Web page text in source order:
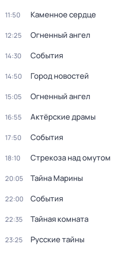
11:50 Каменное сердце
12:25 Огненный ангел
14:30 События
14:50 Город новостей
15:05 Огненный ангел
16:55 Актёрские драмы
17:50 События
18:10 Стрекоза над омутом
20:05 Тайна Марины
22:00 События
22:35 Тайная комната
23:25 Русские тайны